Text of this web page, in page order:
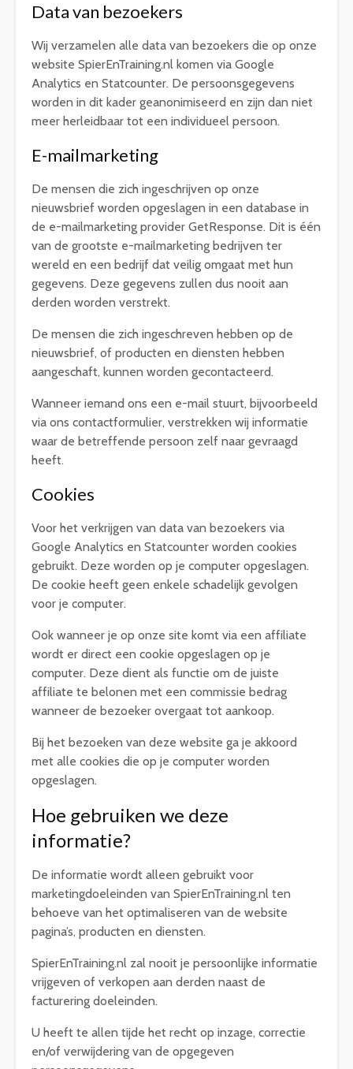
Data van bezoekers
Wij verzamelen alle data van bezoekers die op onze
website SpierEnTraining.nl komen via Google
Analytics en Statcounter. De persoonsgegevens
worden in dit kader geanonimiseerd en zijn dan niet
meer herleidbaar tot een individueel persoon.
E-mailmarketing
De mensen die zich ingeschrijven op onze
nieuwsbrief worden opgeslagen in een database in
de e-mailmarketing provider GetResponse. Dit is één
van de grootste e-mailmarketing bedrijven ter
wereld en een bedrijf dat veilig omgaat met hun
gegevens. Deze gegevens zullen dus nooit aan
derden worden verstrekt.
De mensen die zich ingeschreven hebben op de
nieuwsbrief, of producten en diensten hebben
aangeschaft, kunnen worden gecontacteerd.
Wanneer iemand ons een e-mail stuurt, bijvoorbeeld
via ons contactformulier, verstrekken wij informatie
waar de betreffende persoon zelf naar gevraagd
heeft.
Cookies
Voor het verkrijgen van data van bezoekers via
Google Analytics en Statcounter worden cookies
gebruikt. Deze worden op je computer opgeslagen.
De cookie heeft geen enkele schadelijk gevolgen
voor je computer.
Ook wanneer je op onze site komt via een affiliate
wordt er direct een cookie opgeslagen op je
computer. Deze dient als functie om de juiste
affiliate te belonen met een commissie bedrag
wanneer de bezoeker overgaat tot aankoop.
Bij het bezoeken van deze website ga je akkoord
met alle cookies die op je computer worden
opgeslagen.
Hoe gebruiken we deze
informatie?
De informatie wordt alleen gebruikt voor
marketingdoeleinden van SpierEnTraining.nl ten
behoeve van het optimaliseren van de website
pagina’s, producten en diensten.
SpierEnTraining.nl zal nooit je persoonlijke informatie
vrijgeven of verkopen aan derden naast de
facturering doeleinden.
U heeft te allen tijde het recht op inzage, correctie
en/of verwijdering van de opgegeven